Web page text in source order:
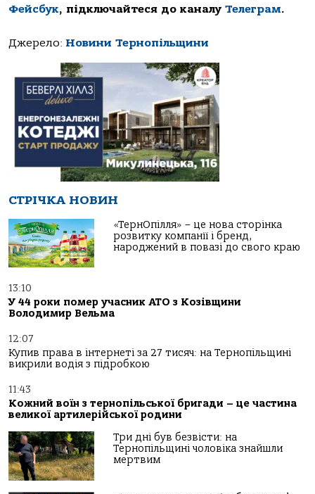
Фейсбук, підключайтеся до каналу Телеграм.
Джерело: Новини Тернопільщини
СТРІЧКА НОВИН
«ТернОпілля» – це нова сторінка
розвитку компанії і бренд,
народжений в повазі до свого краю
13:10
У 44 роки помер учасник АТО з Козівщини
Володимир Вельма
12:07
Купив права в інтернеті за 27 тисяч: на Тернопільщині
викрили водія з підробкою
11:43
Кожний воїн з тернопільської бригади – це частина
великої артилерійської родини
Три дні був безвісти: на
Тернопільщині чоловіка знайшли
мертвим